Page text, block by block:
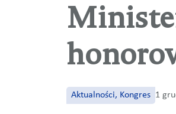
Aktualności, Kongres 1